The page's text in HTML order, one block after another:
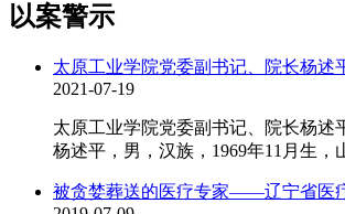
以案警示
太原工业学院党委副书记、院长杨述
2021-07-19
太原工业学院党委副书记、院长杨
杨述平，男，汉族，1969年11月生，
被贪婪葬送的医疗专家——辽宁省医